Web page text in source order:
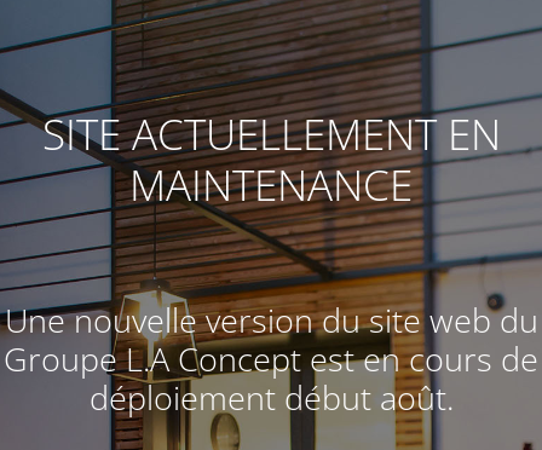
SITE ACTUELLEMENT EN
MAINTENANCE
Une nouvelle version du site web du
Groupe L.A Conceptest en cours de
déploiement début août.